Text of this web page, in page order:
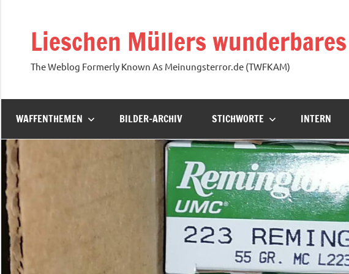
Lieschen Müllers
The Weblog Formerly Known As Meinungsterror.de (TWFKAM)
WAFFENTHEMEN BILDER-ARCHIV STICHWORTE INTERN